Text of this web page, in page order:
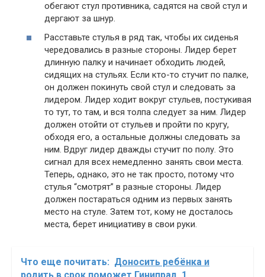
обегают стул противника, садятся на свой стул и
дергают за шнур.
Расставьте стулья в ряд так, чтобы их сиденья
чередовались в разные стороны. Лидер берет
длинную палку и начинает обходить людей,
сидящих на стульях. Если кто-то стучит по палке,
он должен покинуть свой стул и следовать за
лидером. Лидер ходит вокруг стульев, постукивая
то тут, то там, и вся толпа следует за ним. Лидер
должен отойти от стульев и пройти по кругу,
обходя его, а остальные должны следовать за
ним. Вдруг лидер дважды стучит по полу. Это
сигнал для всех немедленно занять свои места.
Теперь, однако, это не так просто, потому что
стулья “смотрят” в разные стороны. Лидер
должен постараться одним из первых занять
место на стуле. Затем тот, кому не досталось
места, берет инициативу в свои руки.
Что еще почитать: Доносить ребёнка и
родить в срок поможет Гинипрал_1